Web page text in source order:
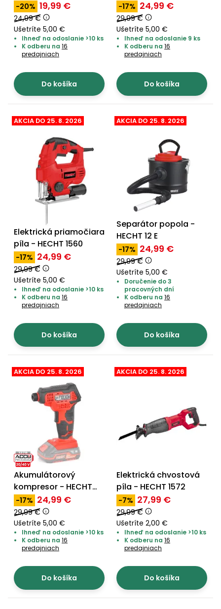
-20% 19,99 €
24,99 €
Ušetríte 5,00 €
Ihneď na odoslanie >10 ks
K odberu na 16
predajniach
Do košíka
-17% 24,99 €
29,99 €
Ušetríte 5,00 €
Ihneď na odoslanie 9 ks
K odberu na 16
predajniach
Do košíka
AKCIA DO 25. 8. 2026
Elektrická priamočiara
píla - HECHT 1560
-17% 24,99 €
29,99 €
Ušetríte 5,00 €
Ihneď na odoslanie >10 ks
K odberu na 16
predajniach
Do košíka
AKCIA DO 25. 8. 2026
Separátor popola -
HECHT 12 E
-17% 24,99 €
29,99 €
Ušetríte 5,00 €
Doručenie do 3
pracovných dní
K odberu na 16
predajniach
Do košíka
AKCIA DO 25. 8. 2026
Akumulátorový
kompresor - HECHT
2090
-17% 24,99 €
29,99 €
Ušetríte 5,00 €
Ihneď na odoslanie >10 ks
K odberu na 16
predajniach
Do košíka
AKCIA DO 25. 8. 2026
Elektrická chvostová
píla - HECHT 1572
-7% 27,99 €
29,99 €
Ušetríte 2,00 €
Ihneď na odoslanie >10 ks
K odberu na 16
predajniach
Do košíka